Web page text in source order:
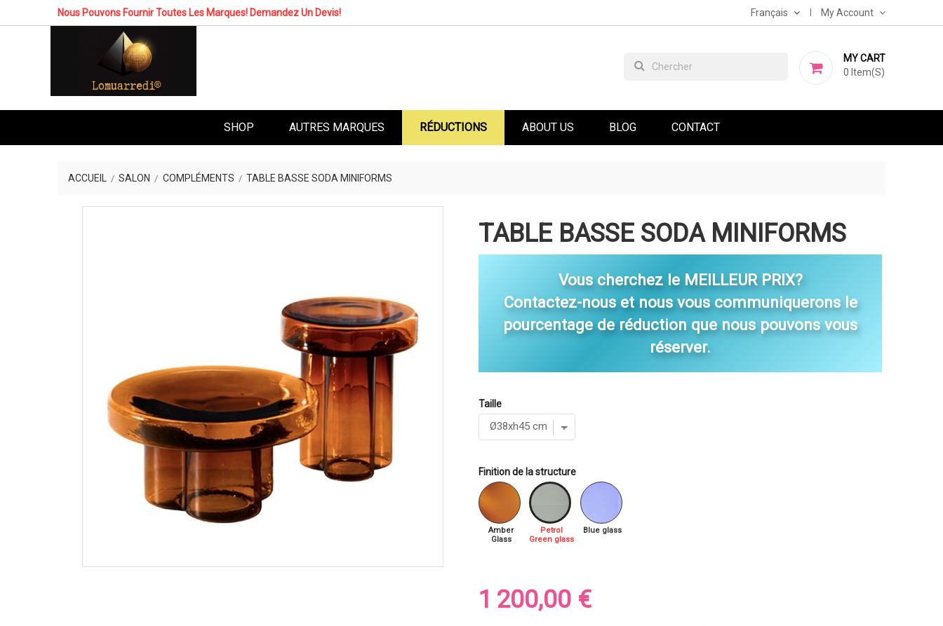
Nous Pouvons Fournir Toutes Les Marques! Demandez Un Devis! Français My Account
MY CART
0 Item(s)
SHOP AUTRES MARQUES RÉDUCTIONS ABOUT US BLOG CONTACT
ACCUEIL SALON COMPLÉMENTS TABLE BASSE SODA MINIFORMS
TABLE BASSE SODA MINIFORMS
Vous cherchez le MEILLEUR PRIX?
Contactez-nous et nous vous communiquerons le
pourcentage de réduction que nous pouvons vous
réserver.
Taille
Finition de la structure
Amber
Glass
Petrol
Green glass
Blue glass
1 200,00 €